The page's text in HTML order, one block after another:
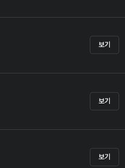
보기
보기
보기